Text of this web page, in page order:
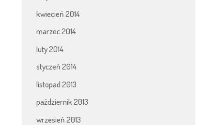
kwiecień 2014
marzec 2014
luty 2014
styczeń 2014
listopad 2013
październik 2013
wrzesień 2013